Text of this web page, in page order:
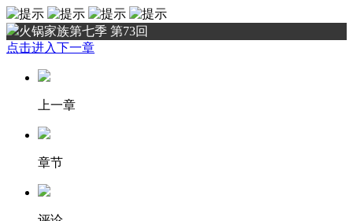
火锅家族第七季 第73回
点击进入下一章
上一章
章节